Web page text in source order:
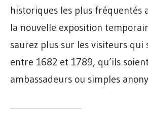
historiques les plus fréquentés
la nouvelle exposition
saurez plus sur les visiteurs qui
entre 1682 et 1789, qu’ils
ambassadeurs ou simples